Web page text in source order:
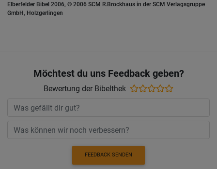
Elberfelder Bibel 2006, © 2006 SCM R.Brockhaus in der SCM Verlagsgruppe
GmbH, Holzgerlingen
Möchtest du uns Feedback geben?
Bewertung der Bibelthek
FEEDBACK SENDEN